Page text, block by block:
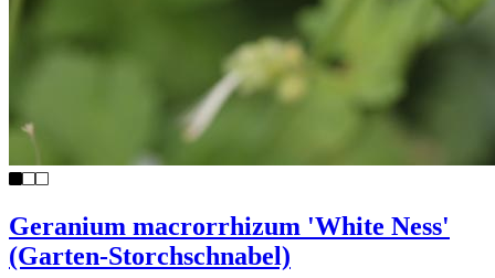
Geranium macrorrhizum 'White Ness'
(Garten-Storchschnabel)